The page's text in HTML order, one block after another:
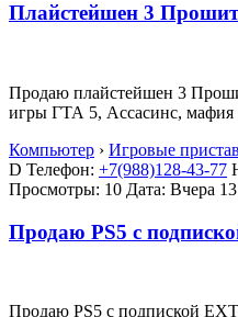
Плайстейшен 3
Продаю плайстейшен 3
игры ГТА 5, Ассасинс,
Компьютер › Игровые
D Телефон: +7(988)128-43-77
Просмотры: 10 Дата: Вчера
Продаю PS5 с
Продаю PS5 с подпиской